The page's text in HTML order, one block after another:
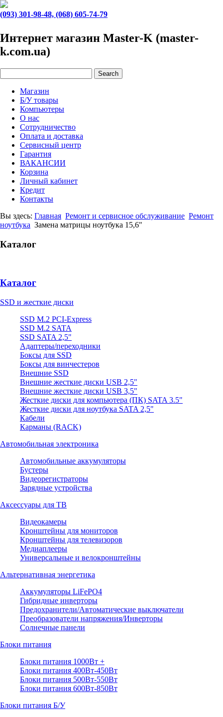
(093) 301-98-48, (068) 605-74-79
Интернет магазин Master-K (master-
k.com.ua)
Магазин
Б/У товары
Компьютеры
О нас
Сотрудничество
Оплата и доставка
Сервисный центр
Гарантия
ВАКАНСИИ
Корзина
Личный кабинет
Кредит
Контакты
Вы здесь: Главная Ремонт и сервисное обслуживание Ремонт
ноутбука Замена матрицы ноутбука 15,6"
Каталог
Каталог
SSD и жесткие диски
SSD M.2 PCI-Express
SSD M.2 SATA
SSD SATA 2,5"
Адаптеры/переходники
Боксы для SSD
Боксы для винчестеров
Внешние SSD
Внешние жесткие диски USB 2,5"
Внешние жесткие диски USB 3,5"
Жесткие диски для компьютера (ПК) SATA 3.5"
Жесткие диски для ноутбука SATA 2,5"
Кабели
Карманы (RACK)
Автомобильная электроника
Автомобильные аккумуляторы
Бустеры
Видеорегистраторы
Зарядные устройства
Аксессуары для ТВ
Видеокамеры
Кронштейны для мониторов
Кронштейны для телевизоров
Медиаплееры
Универсальные и велокронштейны
Альтернативная энергетика
Аккумуляторы LiFePO4
Гибридные инверторы
Предохранители/Автоматические выключатели
Преобразователи напряжения/Инверторы
Солнечные панели
Блоки питания
Блоки питания 1000Вт +
Блоки питания 400Вт-450Вт
Блоки питания 500Вт-550Вт
Блоки питания 600Вт-850Вт
Блоки питания Б/У